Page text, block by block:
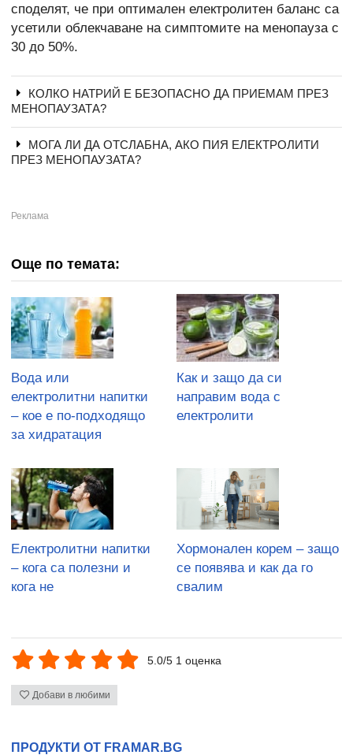
споделят, че при оптимален електролитен баланс са
усетили облекчаване на симптомите на менопауза с
30 до 50%.
КОЛКО НАТРИЙ Е БЕЗОПАСНО ДА ПРИЕМАМ ПРЕЗ
МЕНОПАУЗАТА?
МОГА ЛИ ДА ОТСЛАБНА, АКО ПИЯ ЕЛЕКТРОЛИТИ
ПРЕЗ МЕНОПАУЗАТА?
Още по темата:
Вода или
електролитни напитки
– кое е по-подходящо
за хидратация
Как и защо да си
направим вода с
електролити
Електролитни напитки
– кога са полезни и
кога не
Хормонален корем – защо
се появява и как да го
свалим
5.0/5 1 оценка
Добави в любими
ПРОДУКТИ ОТ FRAMAR.BG